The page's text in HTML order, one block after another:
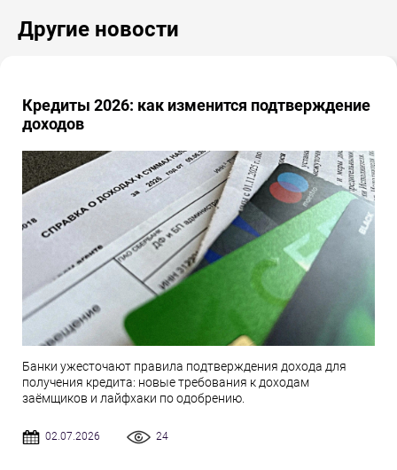
Другие новости
Кредиты 2026: как изменится подтверждение
доходов
Банки ужесточают правила подтверждения дохода для
получения кредита: новые требования к доходам
заёмщиков и лайфхаки по одобрению.
02.07.2026 24